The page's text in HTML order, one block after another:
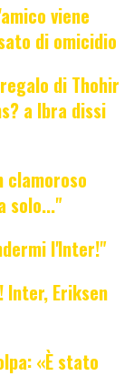
viene
di omicidio
di Thohir
a Ibra dissi
clamoroso
solo..."
l'Inter!"
Eriksen
«È stato